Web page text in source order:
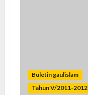
Buletin gaulislam
Tahun V/2011-2012